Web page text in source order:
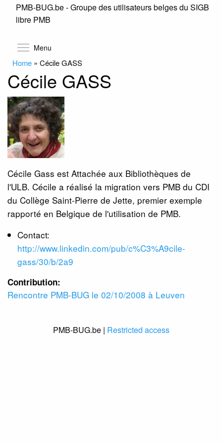
Skip
PMB-BUG.be - Groupe des utilisateurs belges du SIGB
libre PMB
Menu
Home » Cécile GASS
Cécile GASS
Cécile Gass est Attachée aux Bibliothèques de
l'ULB. Cécile a réalisé la migration vers PMB du CDI
du Collège Saint-Pierre de Jette, premier exemple
rapporté en Belgique de l'utilisation de PMB.
Contact:
http://www.linkedin.com/pub/c%C3%A9cile-
gass/30/b/2a9
Contribution:
Rencontre PMB-BUG le 02/10/2008 à Leuven
PMB-BUG.be | Restricted access